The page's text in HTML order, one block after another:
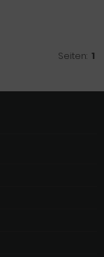
Seiten: 1